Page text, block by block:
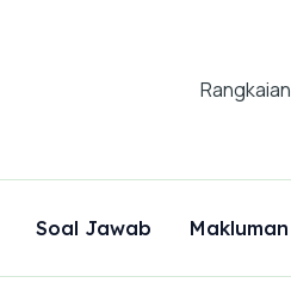
Rangkaian
Soal Jawab Makluman